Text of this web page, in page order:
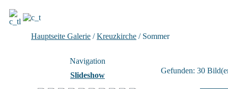
Hauptseite Galerie /Kreuzkirche / Sommer
Navigation
Slideshow
Gefunden: 30